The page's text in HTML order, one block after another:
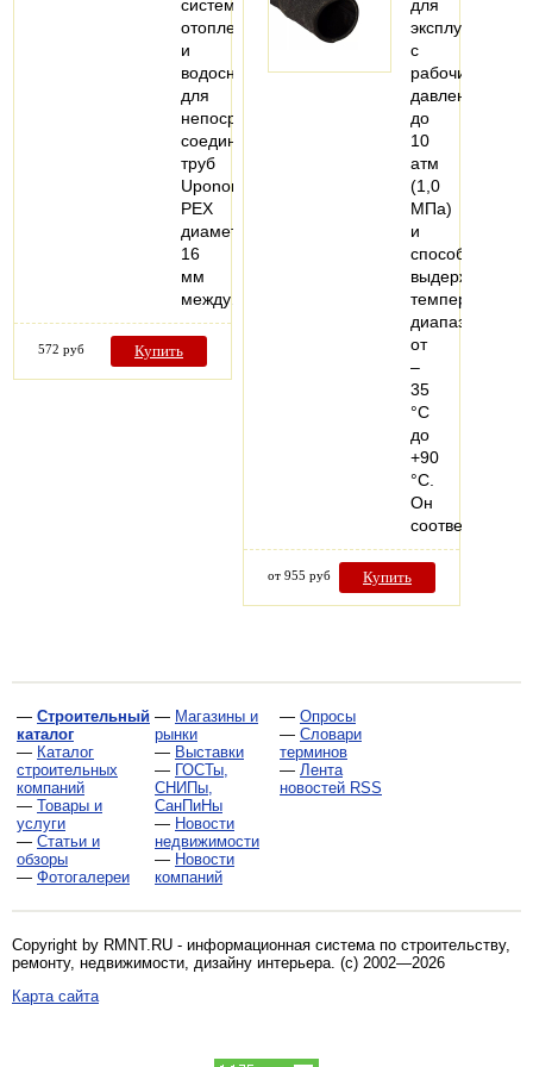
систем
отопления
и
водоснабжения
для
непосредственного
соединения
труб
Uponor
PEX
диаметром
16
мм
между…
572 руб Купить
для
эксплуатации
с
рабочим
давлением
до
10
атм
(1,0
МПа)
и
способен
выдерживать
температурный
диапазон
от
–
35
°С
до
+90
°С.
Он
от 955 руб Купить
— Строительный
каталог
— Каталог
строительных
компаний
— Товары и
услуги
— Статьи и
обзоры
— Фотогалереи
— Магазины и
рынки
— Выставки
— ГОСТы,
СНИПы,
СанПиНы
— Новости
недвижимости
— Новости
компаний
— Опросы
— Словари
терминов
— Лента
новостей RSS
Copyright by RMNT.RU - информационная система по строительству,
ремонту, недвижимости, дизайну интерьера . (c) 2002—2026
Карта сайта